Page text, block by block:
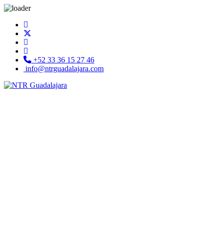
+52 33 36 15 27 46
info@ntrguadalajara.com